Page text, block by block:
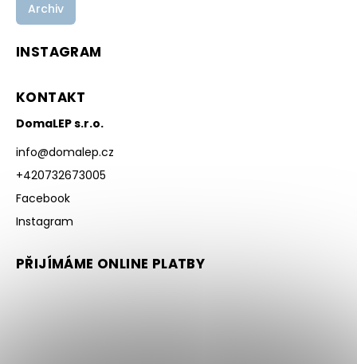
Archiv
INSTAGRAM
KONTAKT
DomaLEP s.r.o.
info@domalep.cz
+420732673005
Facebook
Instagram
PŘIJÍMÁME ONLINE PLATBY